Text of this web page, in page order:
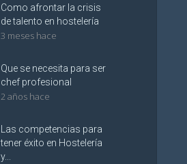
Como afrontar la crisis
de talento en hostelería
3 meses hace
Que se necesita para ser
chef profesional
2 años hace
Las competencias para
tener éxito en Hostelería
y...